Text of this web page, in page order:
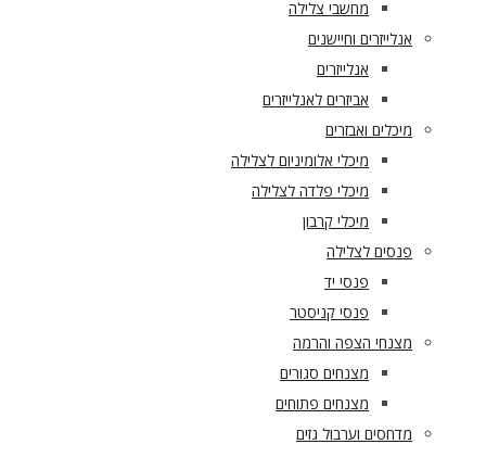
מחשבי צלילה
אנלייזרים וחיישנים
אנלייזרים
אביזרים לאנלייזרים
מיכלים ואבזרים
מיכלי אלומיניום לצלילה
מיכלי פלדה לצלילה
מיכלי קרבון
פנסים לצלילה
פנסי יד
פנסי קניסטר
מצנחי הצפה והרמה
מצנחים סגורים
מצנחים פתוחים
מדחסים וערבול גזים